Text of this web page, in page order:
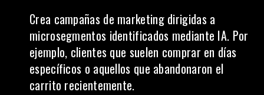
Crea campañas de marketing dirigidas a
microsegmentos identificados mediante IA. Por
ejemplo, clientes que suelen comprar en días
específicos o aquellos que abandonaron el
carrito recientemente.